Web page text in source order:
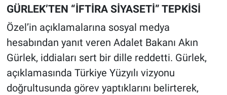
GÜRLEK’TEN “İFTİRA SİYASETİ” TEPKİSİ
Özel’in açıklamalarına sosyal medya
hesabından yanıt veren Adalet Bakanı Akın
Gürlek, iddiaları sert bir dille reddetti. Gürlek,
açıklamasında Türkiye Yüzyılı vizyonu
doğrultusunda görev yaptıklarını belirterek,